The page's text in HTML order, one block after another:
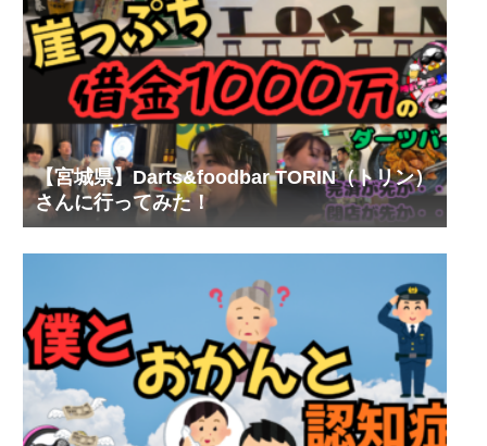
【宮城県】Darts&foodbar TORIN（トリン）
さんに行ってみた！